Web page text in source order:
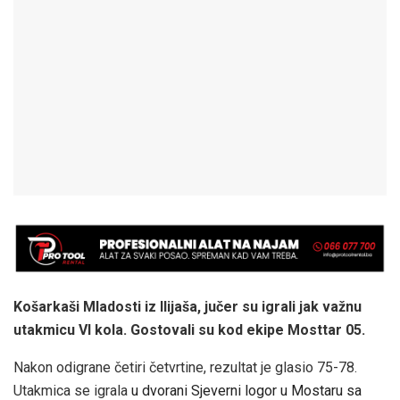
Košarkaši Mladosti iz Ilijaša, jučer su igrali jak važnu
utakmicu VI kola. Gostovali su kod ekipe Mosttar 05.
Nakon odigrane četiri četvrtine, rezultat je glasio 75-78.
Utakmica se igrala u dvorani Sjeverni logor u Mostaru sa